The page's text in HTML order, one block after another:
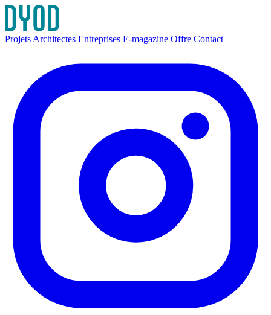
Projets Architectes Entreprises E-magazine Offre Contact